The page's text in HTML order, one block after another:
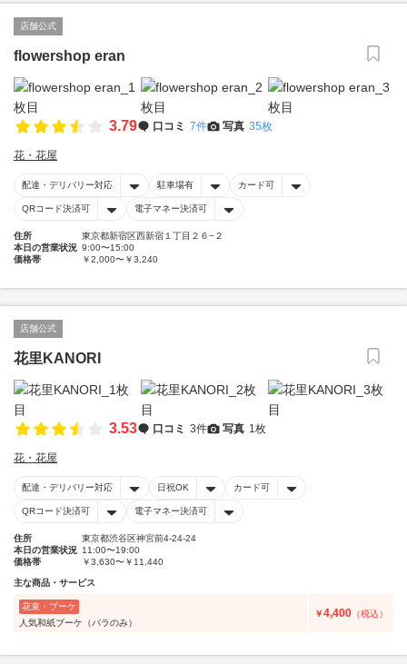
店舗公式
flowershop eran
3.79 口コミ 7件 写真 35枚
花・花屋
配達・デリバリー対応 駐車場有 カード可
QRコード決済可 電子マネー決済可
住所
東京都新宿区西新宿１丁目２６−２
本日の営業状況 9:00〜15:00
価格帯
￥2,000〜￥3,240
店舗公式
花里KANORI
3.53 口コミ 3件 写真 1枚
花・花屋
配達・デリバリー対応 日祝OK カード可
QRコード決済可 電子マネー決済可
住所
東京都渋谷区神宮前4-24-24
本日の営業状況 11:00〜19:00
価格帯
￥3,630〜￥11,440
主な商品・サービス
花束・ブーケ
人気和紙ブーケ（バラのみ）
￥4,400 （税込）